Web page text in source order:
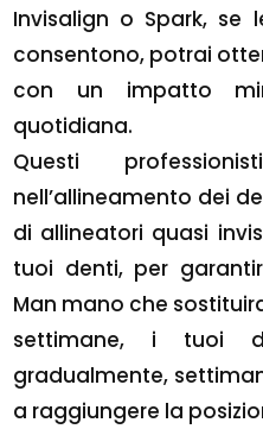
Invisalign o Spark, se
consentono, potrai
con un impatto
quotidiana.
Questi
nell’allineamento dei
di allineatori quasi
tuoi denti, per
Man mano che
settimane, i tuoi
gradualmente,
a raggiungere la